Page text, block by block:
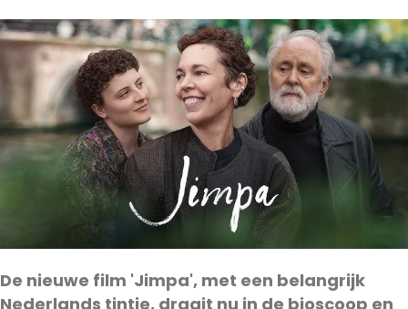
De nieuwe film 'Jimpa', met een belangrijk
Nederlands tintje, draait nu in de bioscoop en